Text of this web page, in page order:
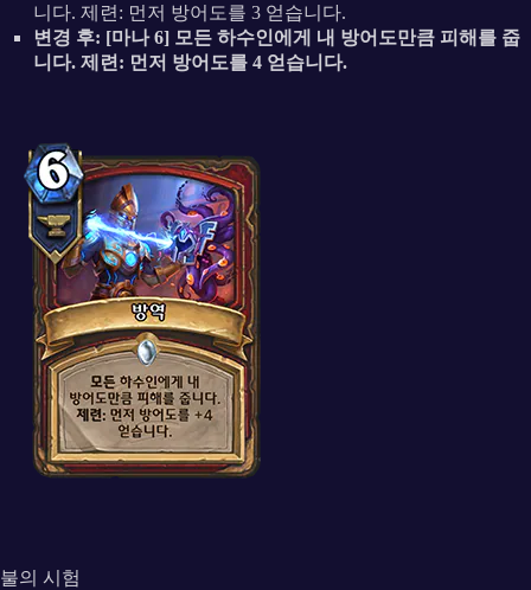
니다. 제련: 먼저 방어도를 3 얻습니다.
변경 후: [마나 6] 모든 하수인에게 내 방어도만큼 피해를 줍
니다. 제련: 먼저 방어도를 4 얻습니다.
불의 시험